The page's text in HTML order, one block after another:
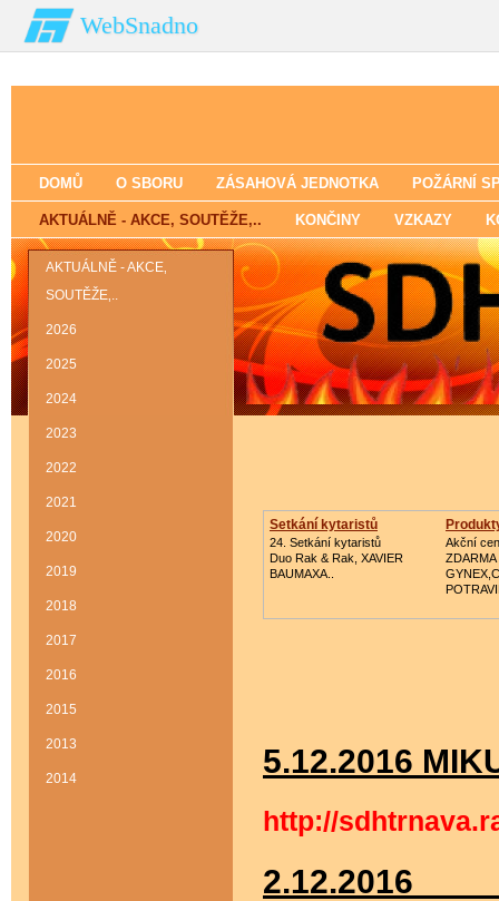
WebSnadno
DOMŮ O SBORU ZÁSAHOVÁ JEDNOTKA POŽÁRNÍ
AKTUÁLNĚ - AKCE‚ SOUTĚŽE‚.. KONČINY VZKAZY
AKTUÁLNĚ - AKCE‚
SOUTĚŽE‚..
2026
2025
2024
2023
2022
2021
2020
2019
2018
2017
2016
2015
2013
2014
Setkání kytaristů
24. Setkání kytaristů
Duo Rak & Rak, XAVIER
BAUMAXA..
Akční
ZDARMA
5.12.2016
http://
2.12.2016